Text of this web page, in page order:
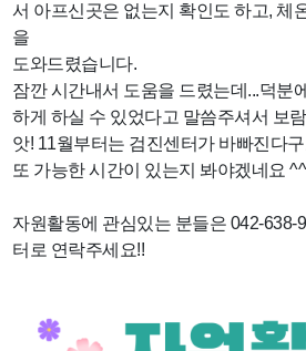
서 아프신곳은 없는지 확인도 하고, 체
을
도와드렸습니다.
잠깐 시간내서 도움을 드렸는데...덕분
하게 하실 수 있었다고 말씀주셔서 보
앗! 11월부터는 검진센터가 바빠진다
또 가능한 시간이 있는지 봐야겠네요 ^^
자원활동에 관심있는 분들은 042-638-
터로 연락주세요!!